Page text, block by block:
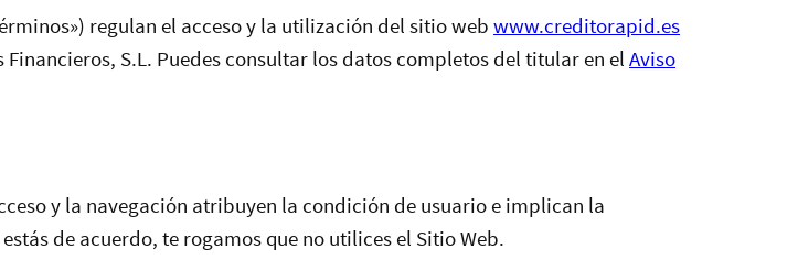
regulan el acceso y la utilización del sitio web www.creditorapid.es
S.L. Puedes consultar los datos completos del titular en el Aviso
y la navegación atribuyen la condición de usuario e implican la
de acuerdo, te rogamos que no utilices el Sitio Web.